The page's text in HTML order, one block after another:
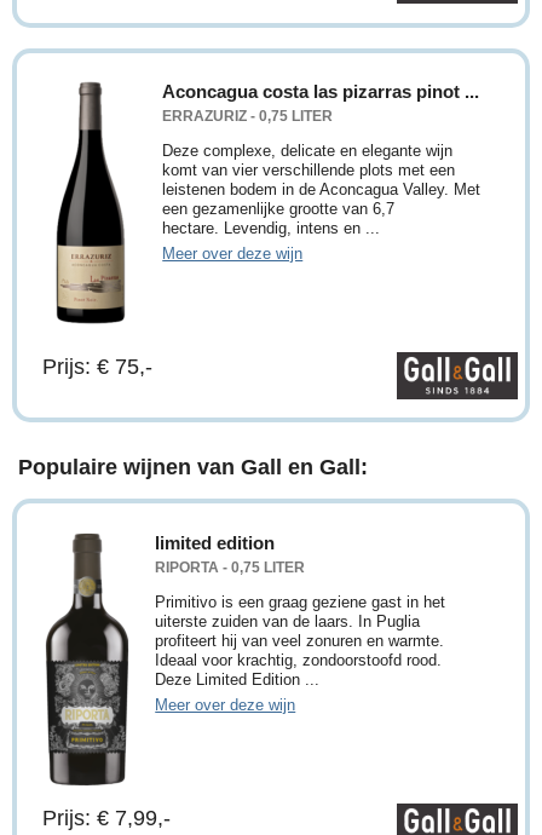
Aconcagua costa las pizarras pinot ...
ERRAZURIZ - 0,75 LITER
Deze complexe, delicate en elegante wijn
komt van vier verschillende plots met een
leistenen bodem in de Aconcagua Valley. Met
een gezamenlijke grootte van 6,7
hectare. Levendig, intens en ...
Meer over deze wijn
Prijs: € 75,-
Populaire wijnen van Gall en Gall:
limited edition
RIPORTA - 0,75 LITER
Primitivo is een graag geziene gast in het
uiterste zuiden van de laars. In Puglia
profiteert hij van veel zonuren en warmte.
Ideaal voor krachtig, zondoorstoofd rood.
Deze Limited Edition ...
Meer over deze wijn
Prijs: € 7,99,-